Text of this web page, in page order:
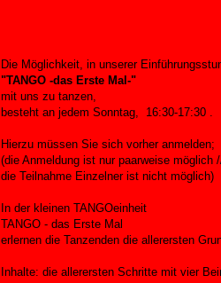
Die Möglichkeit, in unserer
"TANGO -das Erste Mal-"
mit uns zu tanzen,
besteht an jedem Sonntag, 16:30-17:30 .
Hierzu müssen Sie sich vorher anmelden;
(die Anmeldung ist nur paarweise möglich
die Teilnahme Einzelner ist nicht möglich)
In der kleinen TANGOeinheit
TANGO - das Erste Mal
erlernen die Tanzenden die allerersten
Inhalte: die allerersten Schritte mit vier